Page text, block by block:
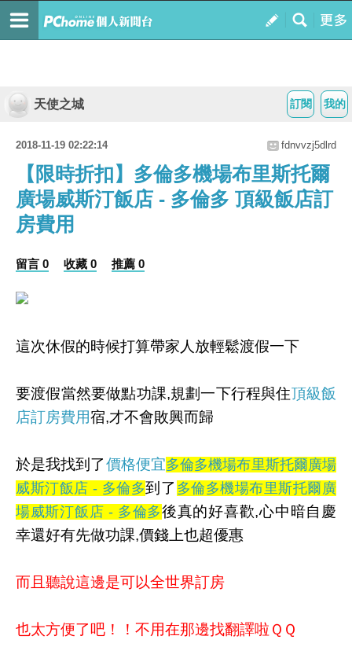
我的
訂閱
天使之城
2018-11-19 02:22:14 fdnvvzj5dlrd
【限時折扣】多倫多機場布里斯托爾
廣場威斯汀飯店 - 多倫多 頂級飯店訂
房費用
留言 0 收藏 0 推薦 0
這次休假的時候打算帶家人放輕鬆渡假一下
要渡假當然要做點功課,規劃一下行程與住頂級飯
店訂房費用宿,才不會敗興而歸
於是我找到了價格便宜多倫多機場布里斯托爾廣場
威斯汀飯店 - 多倫多到了 多倫多機場布里斯托爾廣
場威斯汀飯店 - 多倫多後真的好喜歡,心中暗自慶
幸還好有先做功課,價錢上也超優惠
而且聽說這邊是可以全世界訂房
也太方便了吧！！不用在那邊找翻譯啦ＱＱ